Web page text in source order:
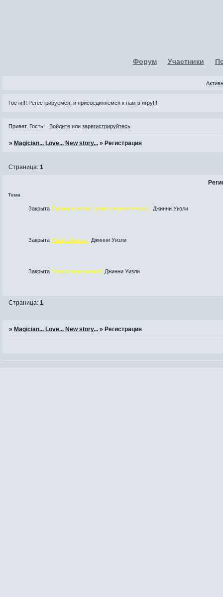
Форум Участники
Гости!!! Регестрируемся, и присоединяемся к нам в игру!!!
Привет, Гость! Войдитеили зарегистрируйтесь.
» Magician... Love... New story... » Регистрация
Страница:1
Тема
Закрыта Пробные посты (читать внимательно!) Джинни Уизли
Закрыта Форма Анкеты Джинни Уизли
Закрыта Список персонажей Джинни Уизли
Страница:1
»Magician... Love... New story... »Регистрация